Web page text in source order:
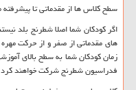
سطح کلاس ها از مقدماتی تا
اگر کودکان شما اصلا شطرنج بلد
های مقدماتی از صفر و از حرکت
زمان کودکان شما به سطح بالای
فدراسیون شطرنج شرکت خواهند